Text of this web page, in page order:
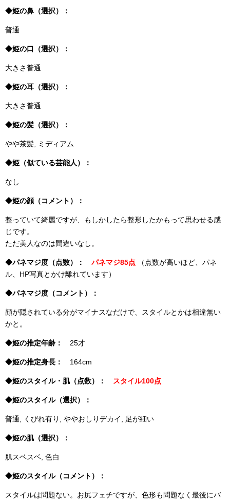
◆姫の鼻（選択）：
普通
◆姫の口（選択）：
大きさ普通
◆姫の耳（選択）：
大きさ普通
◆姫の髪（選択）：
やや茶髪, ミディアム
◆姫（似ている芸能人）：
なし
◆姫の顔（コメント）：
整っていて綺麗ですが、もしかしたら整形したかもって思わせる感
じです。
ただ美人なのは間違いなし。
◆パネマジ度（点数）： パネマジ85点 （点数が高いほど、パネ
ル、HP写真とかけ離れています）
◆パネマジ度（コメント）：
顔が隠されている分がマイナスなだけで、スタイルとかは相違無い
かと。
◆姫の推定年齢： 25才
◆姫の推定身長： 164cm
◆姫のスタイル・肌（点数）： スタイル100点
◆姫のスタイル（選択）：
普通, くびれ有り, ややおしりデカイ, 足が細い
◆姫の肌（選択）：
肌スベスベ, 色白
◆姫のスタイル（コメント）：
スタイルは問題ない。お尻フェチですが、色形も問題なく最後にバ